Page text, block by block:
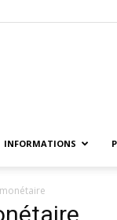
INFORMATIONS